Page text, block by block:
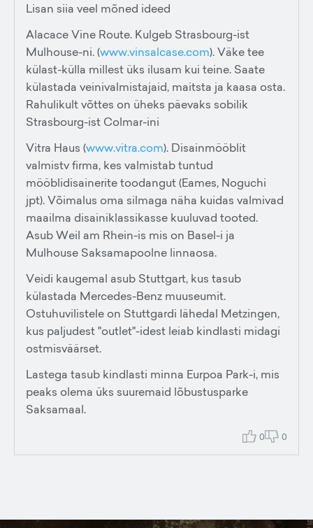
Lisan siia veel mõned ideed
Alacace Vine Route. Kulgeb Strasbourg-ist
Mulhouse-ni. (www.vinsalcase.com). Väke tee
külast-külla millest üks ilusam kui teine. Saate
külastada veinivalmistajaid, maitsta ja kaasa osta.
Rahulikult võttes on üheks päevaks sobilik
Strasbourg-ist Colmar-ini
Vitra Haus (www.vitra.com). Disainmööblit
valmistv firma, kes valmistab tuntud
mööblidisainerite toodangut (Eames, Noguchi
jpt). Võimalus oma silmaga näha kuidas valmivad
maailma disainiklassikasse kuuluvad tooted.
Asub Weil am Rhein-is mis on Basel-i ja
Mulhouse Saksamapoolne linnaosa.
Veidi kaugemal asub Stuttgart, kus tasub
külastada Mercedes-Benz muuseumit.
Ostuhuvilistele on Stuttgardi lähedal Metzingen,
kus paljudest "outlet"-idest leiab kindlasti midagi
ostmisväärset.
Lastega tasub kindlasti minna Eurpoa Park-i, mis
peaks olema üks suuremaid lõbustusparke
Saksamaal.
0 0